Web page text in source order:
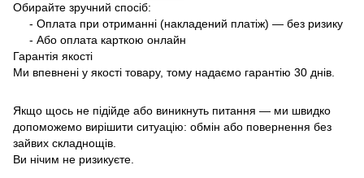
Обирайте зручний спосіб:
- Оплата при отриманні (накладений платіж) — без ризику
- Або оплата карткою онлайн
Гарантія якості
Ми впевнені у якості товару, тому надаємо гарантію 30 днів.
Якщо щось не підійде або виникнуть питання — ми швидко
допоможемо вирішити ситуацію: обмін або повернення без
зайвих складнощів.
Ви нічим не ризикуєте.